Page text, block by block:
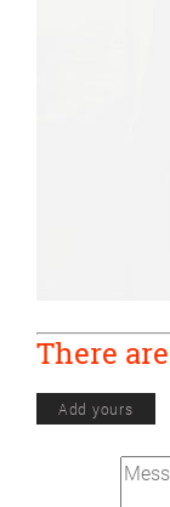
There
Add yours